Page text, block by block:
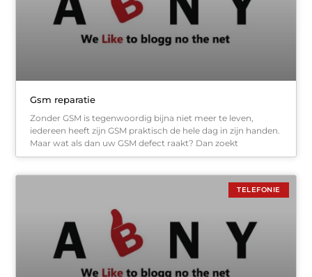
Gsm reparatie
Zonder GSM is tegenwoordig bijna niet meer te leven,
iedereen heeft zijn GSM praktisch de hele dag in zijn handen.
Maar wat als dan uw GSM defect raakt? Dan zoekt
TELEFONIE